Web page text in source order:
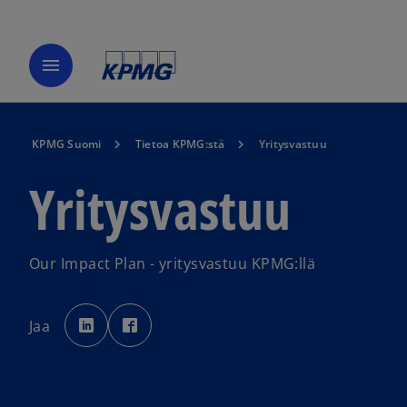
menu
KPMG Suomi Tietoa KPMG:stä Yritysvastuu
Yritysvastuu
Our Impact Plan - yritysvastuu KPMG:llä
Jaa
o
p
e
n
p
e